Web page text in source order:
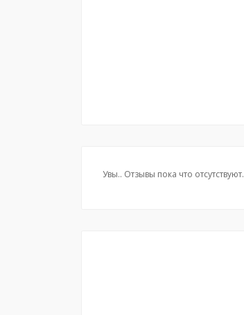
Увы.. Отзывы пока что отсутствуют.